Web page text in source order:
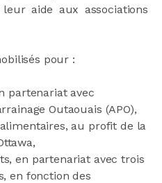
aide aux associations
pour :
partenariat avec
Outaouais (APO),
au profit de la
en partenariat avec trois
en fonction des